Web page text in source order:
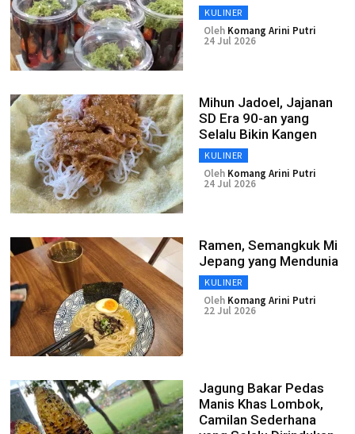
KULINER
Oleh Komang Arini Putri
24 Jul 2026
Mihun Jadoel, Jajanan
SD Era 90-an yang
Selalu Bikin Kangen
KULINER
Oleh Komang Arini Putri
24 Jul 2026
Ramen, Semangkuk Mi
Jepang yang Mendunia
KULINER
Oleh Komang Arini Putri
22 Jul 2026
Jagung Bakar Pedas
Manis Khas Lombok,
Camilan Sederhana